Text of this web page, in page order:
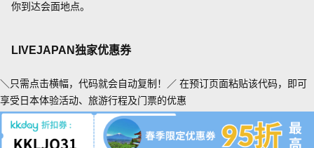
你到达会面地点。
LIVEJAPAN独家优惠券
＼只需点击横幅，代码就会自动复制！／ 在预订页面粘贴该代码，即可
享受日本体验活动、旅游行程及门票的优惠